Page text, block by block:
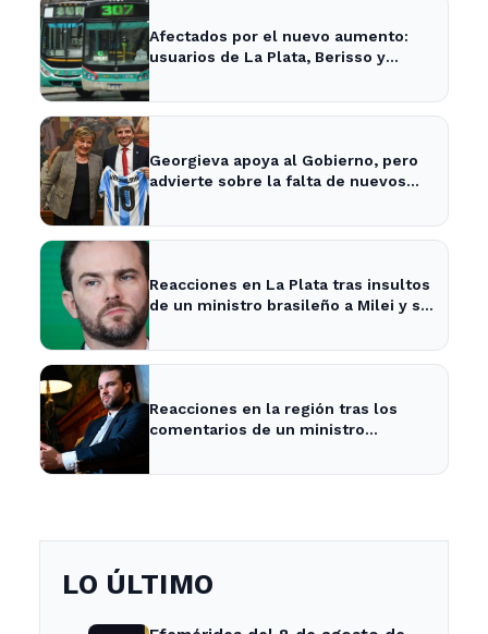
Afectados por el nuevo aumento:
usuarios de La Plata, Berisso y
Georgieva apoya al Gobierno, pero
advierte sobre la falta de nuevos
Reacciones en La Plata tras insultos
de un ministro brasileño a Milei y su
Reacciones en la región tras los
comentarios de un ministro
LO ÚLTIMO